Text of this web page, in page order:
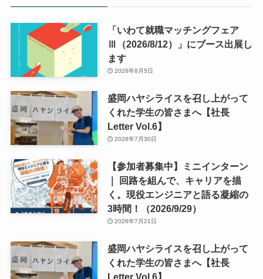
「いわて就職マッチングフェア
Ⅲ（2026/8/12）」にブース出展し
ます
2026年8月5日
盛岡ハヤシライスを召し上がって
くれた学生の皆さまへ【社長
Letter Vol.6】
2026年7月30日
【参加者募集中】ミニインターン
｜ 回路を組んで、キャリアを描
く。現役エンジニアと語る凝縮の
3時間！（2026/9/29）
2026年7月21日
盛岡ハヤシライスを召し上がって
くれた学生の皆さまへ【社長
Letter Vol.6】